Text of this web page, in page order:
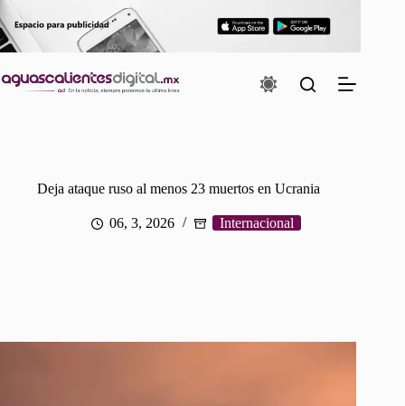
al
contenido
Deja ataque ruso al menos 23 muertos en Ucrania
06, 3, 2026 Internacional